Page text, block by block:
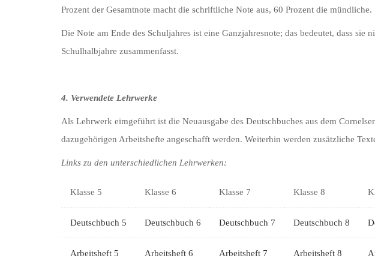
Prozent der Gesamtnote macht die schriftliche Note aus, 60 Prozent die mündliche.
Die Note am Ende des Schuljahres ist eine Ganzjahresnote; das bedeutet, dass
Schulhalbjahre zusammenfasst.
4. Verwendete Lehrwerke
Als Lehrwerk eimgeführt ist die Neuausgabe des Deutschbuches aus dem
dazugehörigen Arbeitshefte angeschafft werden. Weiterhin werden zusätzliche
Links zu den unterschiedlichen Lehrwerken:
Klasse 5 Klasse 6 Klasse 7 Klasse 8
Deutschbuch 5 Deutschbuch 6 Deutschbuch 7 Deutschbuch 8
Arbeitsheft 5 Arbeitsheft 6 Arbeitsheft 7 Arbeitsheft 8